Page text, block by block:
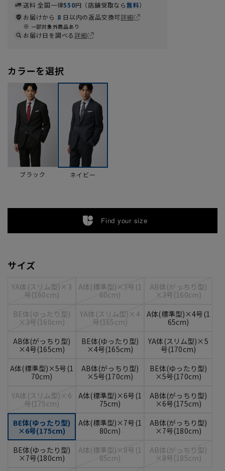
送料 全国一律550円（店舗受取なら無料）
お届けから 8 日以内の返品交換可詳細
一部対象外商品あり
お届け日を調べる詳細
カラーを選択
ブラック ネイビー
Find your size
サイズ
YA体(スリム型)×3
号(160cm)
A体(標準型)×3号(1
60cm)
AB体(がっちり型)
×3号(160cm)
BE体(ゆったり型)
×3号(160cm)
YA体(スリム型)×4
号(165cm)
A体(標準型)×4号(1
65cm)
AB体(がっちり型)
×4号(165cm)
BE体(ゆったり型)
×4号(165cm)
YA体(スリム型)×5
号(170cm)
A体(標準型)×5号(1
70cm)
AB体(がっちり型)
×5号(170cm)
BE体(ゆったり型)
×5号(170cm)
YA体(スリム型)×6
号(175cm)
A体(標準型)×6号(1
75cm)
AB体(がっちり型)
×6号(175cm)
BE体(ゆったり型)
×6号(175cm)
A体(標準型)×7号(1
80cm)
AB体(がっちり型)
×7号(180cm)
BE体(ゆったり型)
×7号(180cm)
A体(標準型)×8号(1
85cm)
AB体(がっちり型)
×8号(185cm)